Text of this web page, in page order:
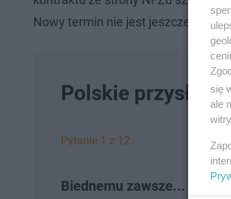
Nowy termin nie jest jeszcze znany.
Polskie
Pytanie 1 z 12
Biednemu zawsze...
się
ale